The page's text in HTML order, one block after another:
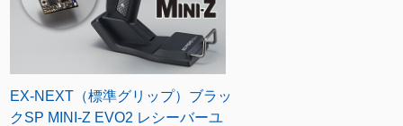
EX-NEXT（標準グリップ）ブラッ
クSP MINI-Z EVO2 レシーバーユ